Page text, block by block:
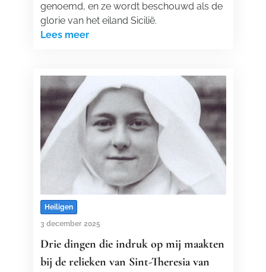
genoemd, en ze wordt beschouwd als de
glorie van het eiland Sicilië.
Lees meer
Heiligen
3 december 2025
Drie dingen die indruk op mij maakten
bij de relieken van Sint-Theresia van